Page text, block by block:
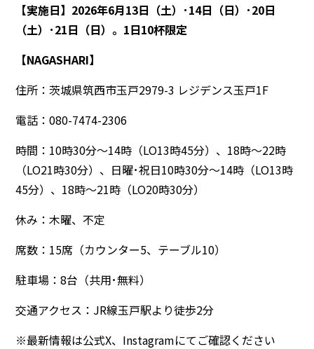
【実施日】2026年6月13日（土）･14日（日）･20日
（土）･21日（日）。1日10杯限定
【NAGASHARI】
住所：茨城県筑西市玉戸2979-3 レジデンス玉戸1F
電話：080-7474-2306
時間：10時30分～14時（LO13時45分）、18時～22時
（LO21時30分）、日曜･祝日10時30分～14時（LO13時
45分）、18時～21時（LO20時30分）
休み：木曜、不定
席数：15席（カウンター5、テーブル10）
駐車場：8台（共用･無料）
交通アクセス：JR線玉戸駅より徒歩2分
※最新情報は公式X、Instagramにてご確認ください